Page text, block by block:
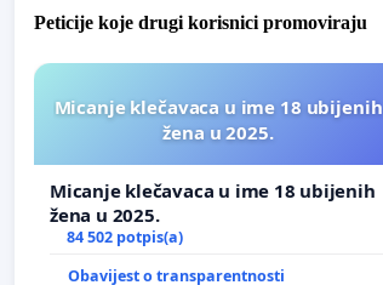
Peticije koje drugi korisnici promoviraju
Micanje klečavaca u ime 18 ubijenih
žena u 2025.
Micanje klečavaca u ime 18 ubijenih
žena u 2025.
84 502 potpis(a)
Obavijest o transparentnosti